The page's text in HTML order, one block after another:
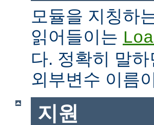
모듈을 지칭하
읽어들이는
다. 정확히 말
외부변수 이름
지원